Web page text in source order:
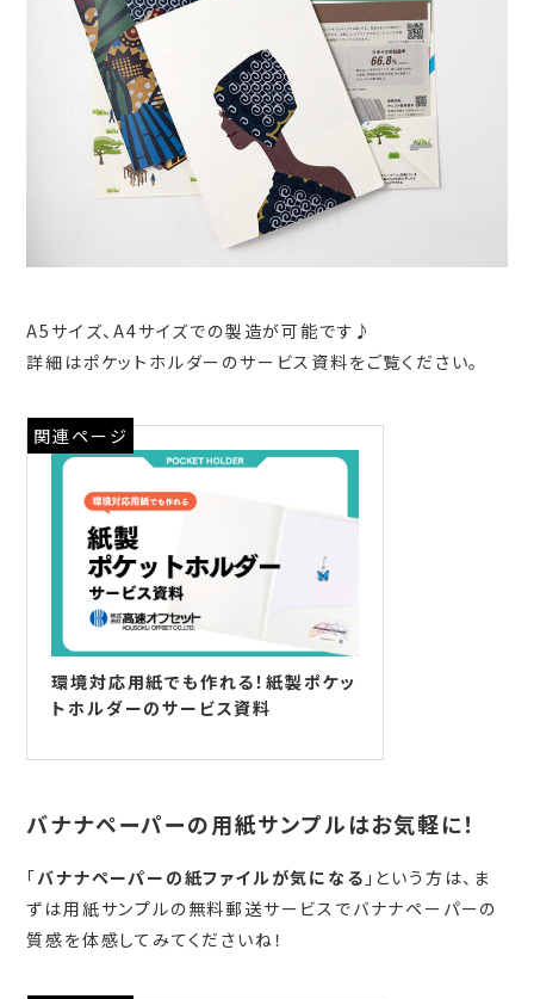
A5サイズ、A4サイズでの製造が可能です♪
詳細はポケットホルダーのサービス資料をご覧ください。
関連ページ
環境対応用紙でも作れる！紙製ポケッ
トホルダーのサービス資料
バナナペーパーの用紙サンプルはお気軽に！
「バナナペーパーの紙ファイルが気になる 」という方は、ま
ずは用紙サンプルの無料郵送サービスでバナナペーパーの
質感を体感してみてくださいね！